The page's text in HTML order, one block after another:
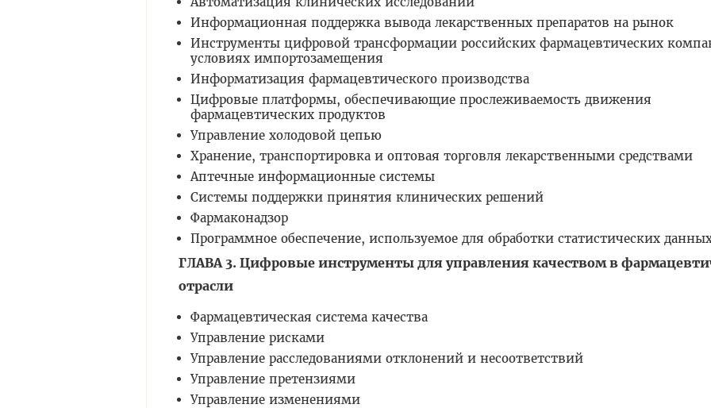
Информационная поддержка вывода лекарственных препаратов на рынок
Инструменты цифровой трансформации российских фармацевтических
условиях импортозамещения
Информатизация фармацевтического производства
Цифровые платформы, обеспечивающие прослеживаемость движения
фармацевтических продуктов
Управление холодовой цепью
Хранение, транспортировка и оптовая торговля лекарственными средствами
Аптечные информационные системы
Системы поддержки принятия клинических решений
Фармаконадзор
Программное обеспечение, используемое для обработки статистических
ГЛАВА 3. Цифровые инструменты для управления качеством в
отрасли
Фармацевтическая система качества
Управление рисками
Управление расследованиями отклонений и несоответствий
Управление претензиями
Управление изменениями